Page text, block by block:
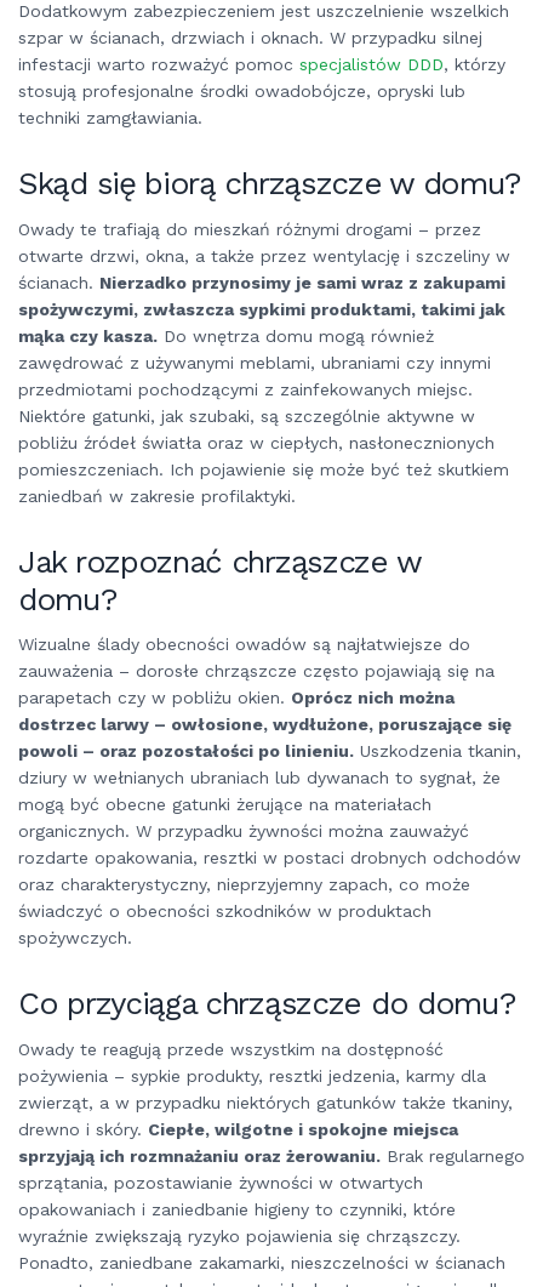
Dodatkowym zabezpieczeniem jest uszczelnienie wszelkich
szpar w ścianach, drzwiach i oknach. W przypadku silnej
infestacji warto rozważyć pomoc specjalistów DDD, którzy
stosują profesjonalne środki owadobójcze, opryski lub
techniki zamgławiania.
Skąd się biorą chrząszcze w domu?
Owady te trafiają do mieszkań różnymi drogami – przez
otwarte drzwi, okna, a także przez wentylację i szczeliny w
ścianach. Nierzadko przynosimy je sami wraz z zakupami
spożywczymi, zwłaszcza sypkimi produktami, takimi jak
mąka czy kasza. Do wnętrza domu mogą również
zawędrować z używanymi meblami, ubraniami czy innymi
przedmiotami pochodzącymi z zainfekowanych miejsc.
Niektóre gatunki, jak szubaki, są szczególnie aktywne w
pobliżu źródeł światła oraz w ciepłych, nasłonecznionych
pomieszczeniach. Ich pojawienie się może być też skutkiem
zaniedbań w zakresie profilaktyki.
Jak rozpoznać chrząszcze w
domu?
Wizualne ślady obecności owadów są najłatwiejsze do
zauważenia – dorosłe chrząszcze często pojawiają się na
parapetach czy w pobliżu okien. Oprócz nich można
dostrzec larwy – owłosione, wydłużone, poruszające się
powoli – oraz pozostałości po linieniu. Uszkodzenia tkanin,
dziury w wełnianych ubraniach lub dywanach to sygnał, że
mogą być obecne gatunki żerujące na materiałach
organicznych. W przypadku żywności można zauważyć
rozdarte opakowania, resztki w postaci drobnych odchodów
oraz charakterystyczny, nieprzyjemny zapach, co może
świadczyć o obecności szkodników w produktach
spożywczych.
Co przyciąga chrząszcze do domu?
Owady te reagują przede wszystkim na dostępność
pożywienia – sypkie produkty, resztki jedzenia, karmy dla
zwierząt, a w przypadku niektórych gatunków także tkaniny,
drewno i skóry. Ciepłe, wilgotne i spokojne miejsca
sprzyjają ich rozmnażaniu oraz żerowaniu. Brak regularnego
sprzątania, pozostawianie żywności w otwartych
opakowaniach i zaniedbanie higieny to czynniki, które
wyraźnie zwiększają ryzyko pojawienia się chrząszczy.
Ponadto, zaniedbane zakamarki, nieszczelności w ścianach